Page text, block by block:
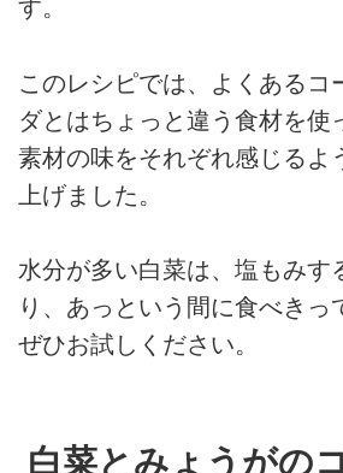
す。
このレシピでは、よくあるコ
ダとはちょっと違う食材を使
素材の味をそれぞれ感じるよ
上げました。
水分が多い白菜は、塩もみす
り、あっという間に食べきっ
ぜひお試しください。
白菜とみょうがの